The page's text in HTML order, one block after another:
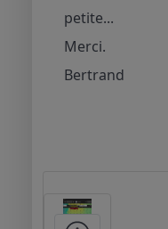
petite...
Merci.
Bertrand